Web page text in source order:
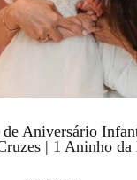
Aniversário
| 1 Aninho da